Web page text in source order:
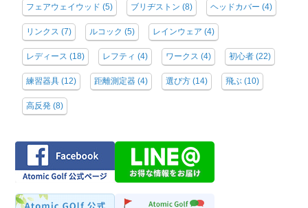
フェアウェイウッド (5) ブリヂストン (8) ヘッドカバー (4)
リンクス (7) ルコック (5) レインウェア (4)
レディース (18) レフティ (4) ワークス (4) 初心者 (22)
練習器具 (12) 距離測定器 (4) 選び方 (14) 飛ぶ (10)
高反発 (8)